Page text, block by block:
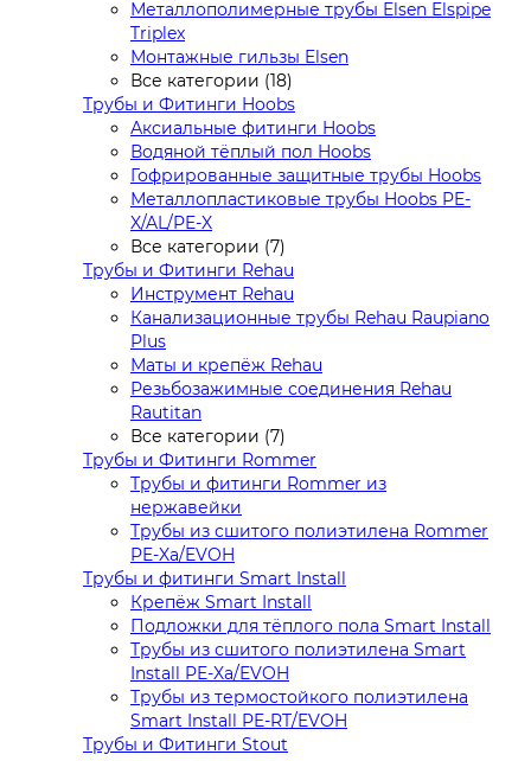
Металлополимерные трубы Elsen Elspipe
Triplex
Монтажные гильзы Elsen
Все категории (18)
Трубы и Фитинги Hoobs
Аксиальные фитинги Hoobs
Водяной тёплый пол Hoobs
Гофрированные защитные трубы Hoobs
Металлопластиковые трубы Hoobs PE-
X/AL/PE-X
Все категории (7)
Трубы и Фитинги Rehau
Инструмент Rehau
Канализационные трубы Rehau Raupiano
Plus
Маты и крепёж Rehau
Резьбозажимные соединения Rehau
Rautitan
Все категории (7)
Трубы и Фитинги Rommer
Трубы и фитинги Rommer из
нержавейки
Трубы из сшитого полиэтилена Rommer
PE-Xa/EVOH
Трубы и фитинги Smart Install
Крепёж Smart Install
Подложки для тёплого пола Smart Install
Трубы из сшитого полиэтилена Smart
Install PE-Xa/EVOH
Трубы из термостойкого полиэтилена
Smart Install PE-RT/EVOH
Трубы и Фитинги Stout